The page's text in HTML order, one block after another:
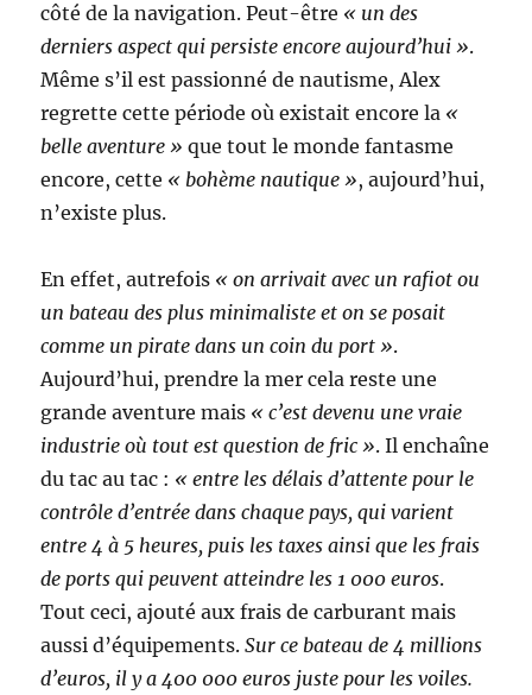
côté de la navigation. Peut-être « un des
derniers aspect qui persiste encore aujourd’hui ».
Même s’il est passionné de nautisme, Alex
regrette cette période où existait encore la «
belle aventure » que tout le monde fantasme
encore, cette « bohème nautique », aujourd’hui,
n’existe plus.
En effet, autrefois « on arrivait avec un rafiot ou
un bateau des plus minimaliste et on se posait
comme un pirate dans un coin du port ».
Aujourd’hui, prendre la mer cela reste une
grande aventure mais « c’est devenu une vraie
industrie où tout est question de fric ». Il enchaîne
du tac au tac : « entre les délais d’attente pour le
contrôle d’entrée dans chaque pays, qui varient
entre 4 à 5 heures, puis les taxes ainsi que les frais
de ports qui peuvent atteindre les 1 000 euros.
Tout ceci, ajouté aux frais de carburant mais
aussi d’équipements.Sur ce bateau de 4 millions
d’euros, il y a 400 000 euros juste pour les voiles.